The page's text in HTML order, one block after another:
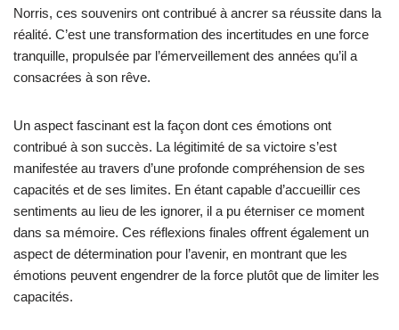
Norris, ces souvenirs ont contribué à ancrer sa réussite dans la
réalité. C’est une transformation des incertitudes en une force
tranquille, propulsée par l’émerveillement des années qu’il a
consacrées à son rêve.
Un aspect fascinant est la façon dont ces émotions ont
contribué à son succès. La légitimité de sa victoire s’est
manifestée au travers d’une profonde compréhension de ses
capacités et de ses limites. En étant capable d’accueillir ces
sentiments au lieu de les ignorer, il a pu éterniser ce moment
dans sa mémoire. Ces réflexions finales offrent également un
aspect de détermination pour l’avenir, en montrant que les
émotions peuvent engendrer de la force plutôt que de limiter les
capacités.